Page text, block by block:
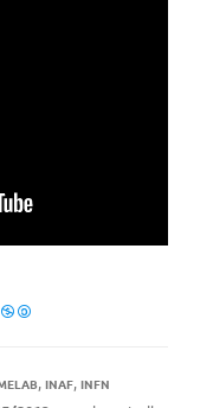
, INAF, INFN